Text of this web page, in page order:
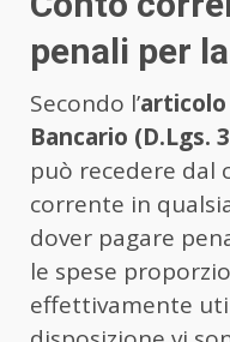
penali per
Secondo l’articolo
Bancario (D.Lgs.
può recedere
corrente in
dover pagare
le spese
effettivamente